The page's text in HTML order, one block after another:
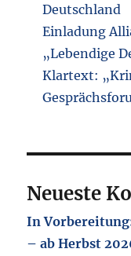
Deutschland
Einladung
„Lebendige
Klartext:
Neueste
In
– ab Herbst